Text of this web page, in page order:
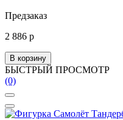
Предзаказ
2 886 р
В корзину
БЫСТРЫЙ ПРОСМОТР
(0)